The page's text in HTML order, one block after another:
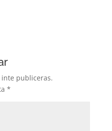
publiceras.
*